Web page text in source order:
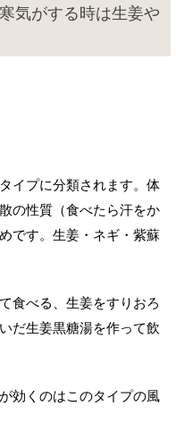
気がする時は生姜や
イプに分類されます。体
の性質（食べたら汗をか
です。生姜・ネギ・紫蘇
食べる、生姜をすりおろ
だ生姜黒糖湯を作って飲
効くのはこのタイプの風